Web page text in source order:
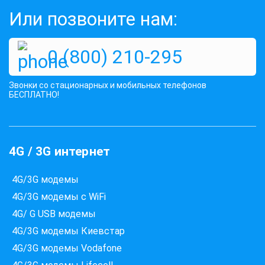
Или позвоните нам:
0 (800) 210-295
Звонки со стационарных и мобильных телефонов
БЕСПЛАТНО!
4G / 3G интернет
4G/3G модемы
4G/3G модемы с WiFi
4G/ G USB модемы
4G/3G модемы Киевстар
4G/3G модемы Vodafone
Перевірте доступність інтернету за 30 секунд
Введіть вашу адресу
Місто, вулиця та номер будинку
ПЕРЕВІРИТИ ПРОВАЙДЕРІВ